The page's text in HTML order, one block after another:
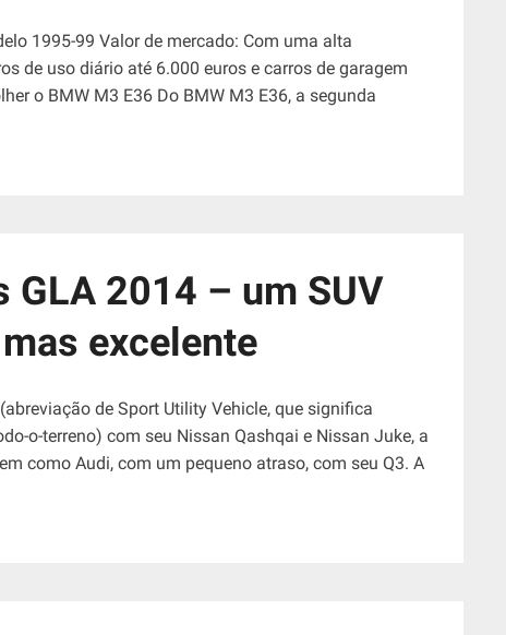
1995-99 Valor de mercado: Com uma alta
de uso diário até 6.000 euros e carros de garagem
o BMW M3 E36 Do BMW M3 E36, a segunda
GLA 2014 – um SUV
excelente
de Sport Utility Vehicle, que significa
o-terreno) com seu Nissan Qashqai e Nissan Juke, a
como Audi, com um pequeno atraso, com seu Q3. A